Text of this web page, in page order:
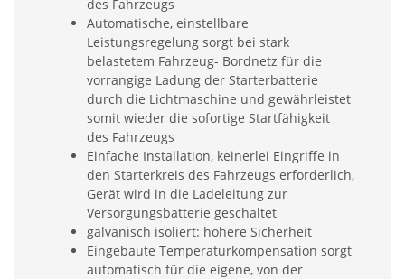
des Fahrzeugs
Automatische, einstellbare
Leistungsregelung sorgt bei stark
belastetem Fahrzeug- Bordnetz für die
vorrangige Ladung der Starterbatterie
durch die Lichtmaschine und gewährleistet
somit wieder die sofortige Startfähigkeit
des Fahrzeugs
Einfache Installation, keinerlei Eingriffe in
den Starterkreis des Fahrzeugs erforderlich,
Gerät wird in die Ladeleitung zur
Versorgungsbatterie geschaltet
galvanisch isoliert: höhere Sicherheit
Eingebaute Temperaturkompensation sorgt
automatisch für die eigene, von der